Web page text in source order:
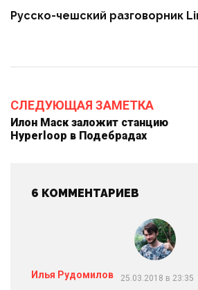
Русско-чешский разговорник
СЛЕДУЮЩАЯ ЗАМЕТКА
Илон Маск заложит станцию
Hyperloop в Подебрадах
6 КОММЕНТАРИЕВ
Илья Рудомилов 25.03.2018 в 23:35